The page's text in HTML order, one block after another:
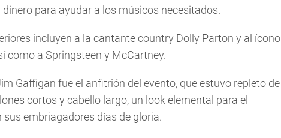
para ayudar a los músicos necesitados.
incluyen a la cantante country Dolly Parton y al ícono
como a Springsteen y McCartney.
Gaffigan fue el anfitrión del evento, que estuvo repleto de
cortos y cabello largo, un look elemental para el
sus embriagadores días de gloria.